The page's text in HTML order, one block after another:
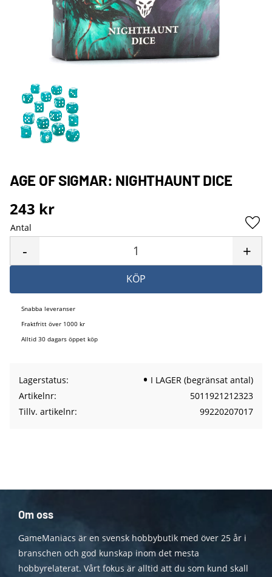
AGE OF SIGMAR: NIGHTHAUNT DICE
243 kr
Antal
+
-
KÖP
Snabba leveranser
Fraktfritt över 1000 kr
Alltid 30 dagars öppet köp
Lagerstatus
I LAGER (begränsat antal)
Artikelnr
5011921212323
Tillv. artikelnr
99220207017
Om oss
GameManiacs är en svensk hobbybutik med över 25 år i
branschen och god kunskap inom det mesta
hobbyrelaterat. Vårt fokus är alltid att du som kund skall